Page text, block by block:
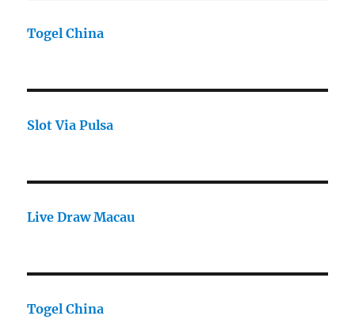
Togel China
Slot Via Pulsa
Live Draw Macau
Togel China